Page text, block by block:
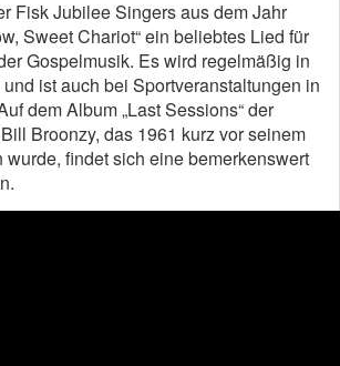
Fisk Jubilee Singers aus dem Jahr
Sweet Chariot“ ein beliebtes Lied für
Gospelmusik. Es wird regelmäßig in
ist auch bei Sportveranstaltungen in
dem Album „Last Sessions“ der
Broonzy, das 1961 kurz vor seinem
wurde, findet sich eine bemerkenswert